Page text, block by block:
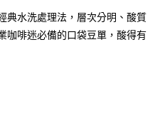
典水洗處理法，層次分明、酸質
咖啡迷必備的口袋豆單，酸得有